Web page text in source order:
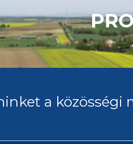
a közösségi